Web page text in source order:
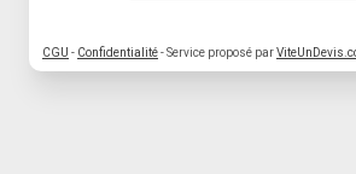
CGU - Confidentialité- Service proposé par